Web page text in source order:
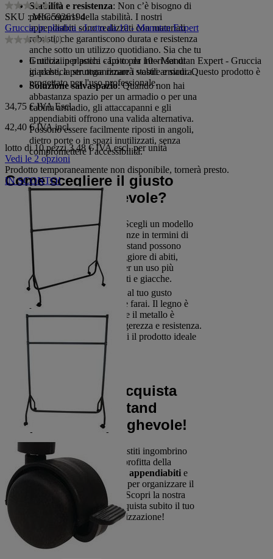
Stabilità e resistenza: Non c’è bisogno di
preoccuparsi della stabilità. I nostri
appendiabiti sono realizzati con materiali
robusti, che garantiscono durata e resistenza
anche sotto un utilizzo quotidiano. Sia che tu
li utilizzi per pochi capi o per interi set di
giacche, la struttura rimarrà stabile e sicura.
Soluzione salvaspazio: Quando non hai
abbastanza spazio per un armadio o per una
cabina armadio, gli attaccapanni e gli
appendiabiti offrono una valida alternativa.
Possono essere facilmente riposti in angoli,
dietro porte o in spazi inutilizzati, senza
compromettere l’accessibilità.
Come scegliere il giusto
porta-abiti pieghevole?
Dimensioni e capacità
: Scegli un modello
che si adatti alle tue esigenze in termini di
spazio e capacità. Alcuni stand possono
ospitare una quantità maggiore di abiti,
mentre altri sono ideali per un uso più
limitato, come per cappotti e giacche.
Materiali
: Scegli in base al tuo gusto
personale e all’uso che ne farai. Il legno è
elegante e robusto, mentre il metallo è
perfetto per chi cerca leggerezza e resistenza.
In entrambi i casi, troverai il prodotto ideale
per ogni esigenza.
Non perdere
l’occasione, acquista
subito il tuo stand
porta-abiti pieghevole!
Non lasciare che i tuoi vestiti ingombrino
l’ingresso o l’ufficio. Approfitta della
praticità e dello stile degli appendiabiti e
pieghevoli per organizzare il
tuo spazio con eleganza. Scopri la nostra
selezione di prodotti e acquista subito il tuo
nuovo alleato per l’organizzazione!
(0)
0.0
su
5
stelle.
SKU : MIG5926194
Gruccia in plastica - Lotto da 10 - Manutan Expert
(0)
0.0
Gruccia in plastica - Lotto da 10 - Manutan Expert - Gruccia
in plastica per organizzare i vostri armadi. Questo prodotto è
progettato per l'uso professionale.
34,75 €IVA Escl.
42,40 € IVA incl.
lotto di 10 pezzi 3,48 € IVA escl. per unità
Vedi le 2 opzioni
Prodotto temporaneamente non disponibile, tornerà presto.
IN SCONTO!